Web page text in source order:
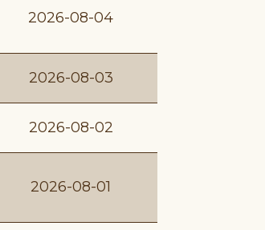
2026-08-04
2026-08-03
2026-08-02
2026-08-01